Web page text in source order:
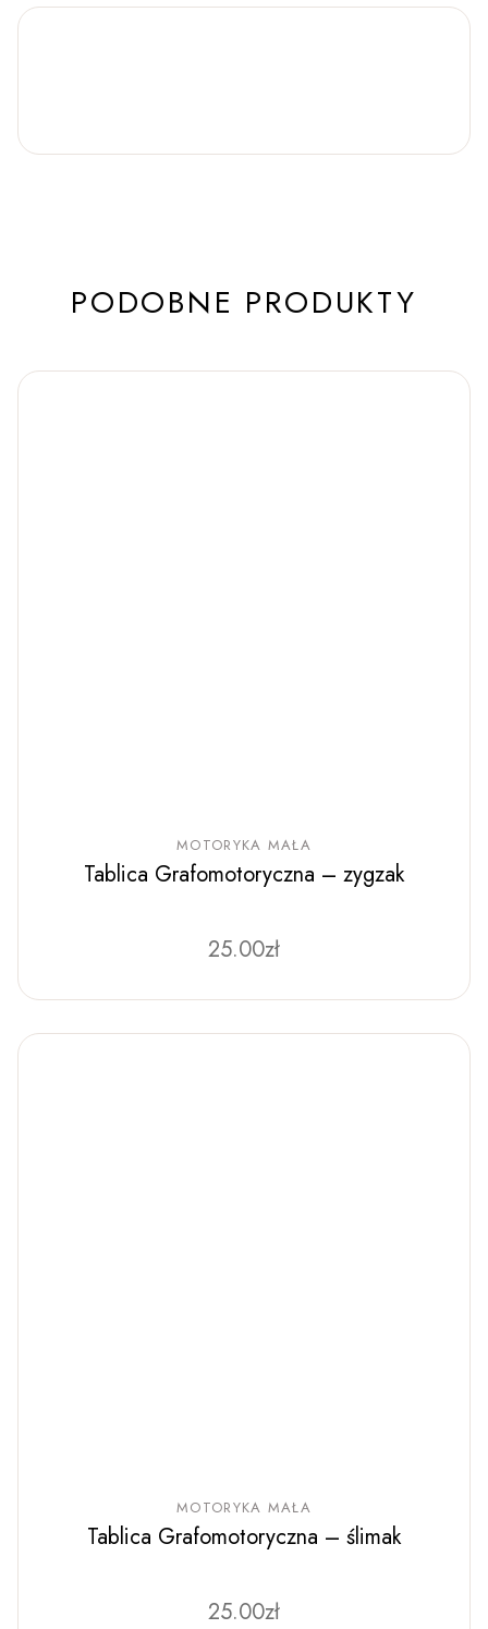
PODOBNE PRODUKTY
MOTORYKA MAŁA
Tablica Grafomotoryczna – zygzak
25.00zł
MOTORYKA MAŁA
Tablica Grafomotoryczna – ślimak
25.00zł